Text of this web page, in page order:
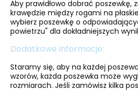
Aby prawidłowo dobrać poszewkę,
krawędzie między rogami na
wybierz poszewkę o
powietrzu" dla dokładniejszych
Dodatkowe informacje:
Staramy się, aby na każdej
wzorów, każda poszewka może
rozmiarach. Jeśli zamówisz kilka